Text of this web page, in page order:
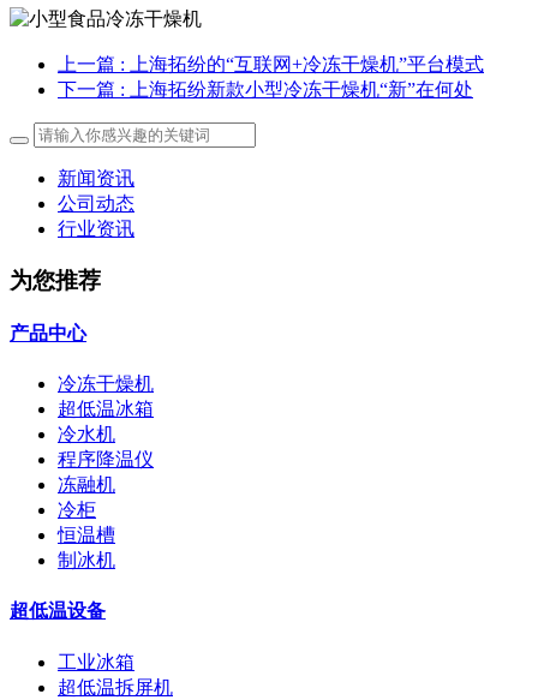
上一篇 : 上海拓纷的“互联网+冷冻干燥机”平台模式
下一篇 : 上海拓纷新款小型冷冻干燥机“新”在何处
新闻资讯
公司动态
行业资讯
为您推荐
产品中心
冷冻干燥机
超低温冰箱
冷水机
程序降温仪
冻融机
冷柜
恒温槽
制冰机
超低温设备
工业冰箱
超低温拆屏机